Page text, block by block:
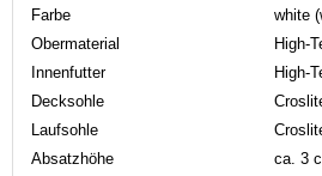
Farbe
white
Obermaterial
High-
Innenfutter
High-
Decksohle
Laufsohle
Absatzhöhe
ca. 3